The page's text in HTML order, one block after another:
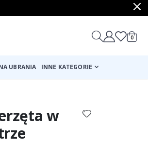
Cart
0
UBRANIA INNE KATEGORIE
w